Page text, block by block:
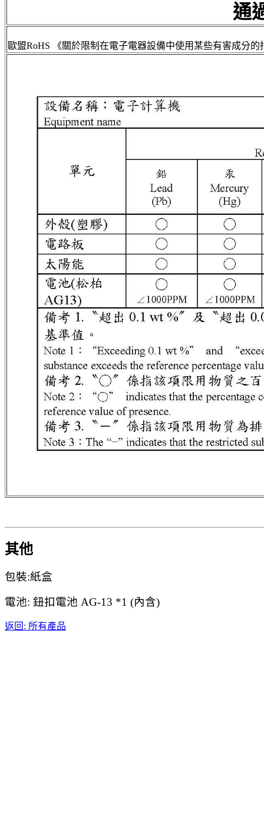
通
歐盟RoHS 《關於限制在電子電器設備中使用某些有害成分的
其他
包裝:紙盒
電池: 鈕扣電池 AG-13 *1 (內含)
返回: 所有產品